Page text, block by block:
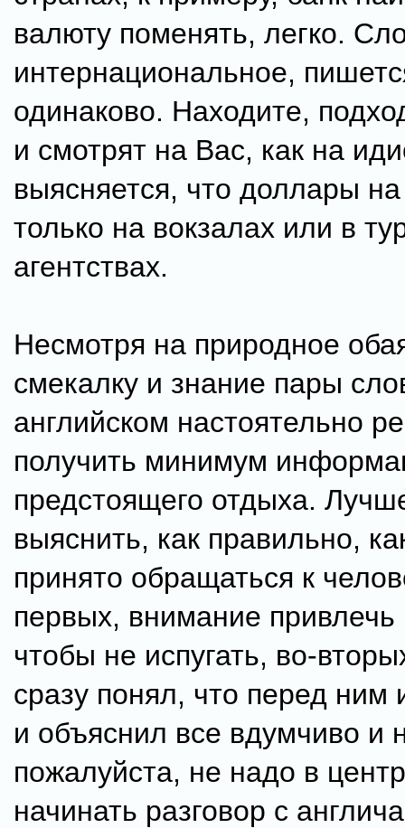
валюту поменять, легко.
интернациональное,
одинаково. Находите,
и смотрят на Вас, как на
выясняется, что доллары
только на вокзалах или в
агентствах.
Несмотря на природное
смекалку и знание пары
английском настоятельно
получить минимум
предстоящего отдыха.
выяснить, как правильно,
принято обращаться к
первых, внимание привлечь
чтобы не испугать, во-
сразу понял, что перед ним
и объяснил все вдумчиво и
пожалуйста, не надо в
начинать разговор с